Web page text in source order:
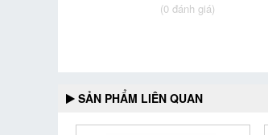
(0 đánh giá)
SẢN PHẨM LIÊN QUAN